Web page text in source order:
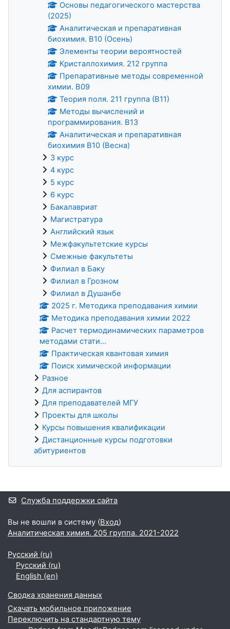
Основы педагогического мастерства
(2025)
Аналитическая и препаративная
биохимия. В10 (Осень)
Элементы теории вероятностей
Кристаллохимия. 212 группа
Препаративные методы современной
химии. В09
Теория поля. 211 группа (В11)
Методы вычислений и
программирования. В13
Аналитическая и препаративная
биохимия В10 (Весна)
3 курс
4 курс
5 курс
6 курс
Бакалавриат
Магистратура
Английский язык
Межфакультетские курсы
Смежные факультеты
Филиал в Баку
Филиал в Грозном
Филиал в Душанбе
2025 г. Методика преподавания химии
Методика преподавания химии 2022
Расчет термодинамических параметров
методами стати...
Практическая квантовая химия
Поиск химической информации
Разное
Для аспирантов
Для преподавателей МГУ
Проекты для школы
Курсы повышения квалификации
Дистанционные курсы подготовки
абитуриентов
Дополнительные блоки
Служба поддержки сайта
Вы не вошли в систему (Вход)
Аналитическая химия. 205 группа. 2021-2022
Русский ‎(ru)‎
Русский ‎(ru)‎
English ‎(en)‎
Сводка хранения данных
Скачать мобильное приложение
Переключить на стандартную тему